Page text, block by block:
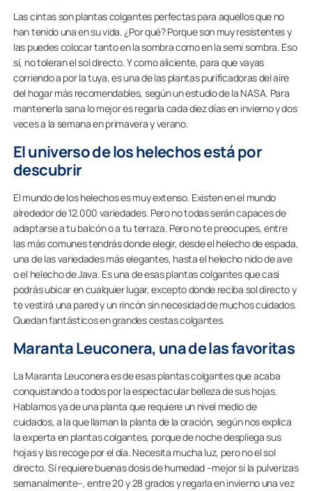
Las cintas son plantas colgantes perfectas para aquellos que no
han tenido una en su vida. ¿Por qué? Porque son muy resistentes y
las puedes colocar tanto en la sombra como en la semi sombra. Eso
sí, no toleran el sol directo. Y como aliciente, para que vayas
corriendo a por la tuya, es una de las plantas purificadoras del aire
del hogar más recomendables, según un estudio de la NASA. Para
mantenerla sana lo mejor es regarla cada diez días en invierno y dos
veces a la semana en primavera y verano.
El universo de los helechos está por
descubrir
El mundo de los helechos es muy extenso. Existen en el mundo
alrededor de 12.000 variedades. Pero no todas serán capaces de
adaptarse a tu balcón o a tu terraza. Pero no te preocupes, entre
las más comunes tendrás donde elegir, desde el helecho de espada,
una de las variedades más elegantes, hasta el helecho nido de ave
o el helecho de Java. Es una de esas plantas colgantes que casi
podrás ubicar en cualquier lugar, excepto donde reciba sol directo y
te vestirá una pared y un rincón sin necesidad de muchos cuidados.
Quedan fantásticos en grandes cestas colgantes.
Maranta Leuconera, una de las favoritas
La Maranta Leuconera es de esas plantas colgantes que acaba
conquistando a todos por la espectacular belleza de sus hojas.
Hablamos ya de una planta que requiere un nivel medio de
cuidados, a la que llaman la planta de la oración, según nos explica
la experta en plantas colgantes, porque de noche despliega sus
hojas y las recoge por el día. Necesita mucha luz, pero no el sol
directo. Sí requiere buenas dosis de humedad –mejor si la pulverizas
semanalmente–, entre 20 y 28 grados y regarla en invierno una vez